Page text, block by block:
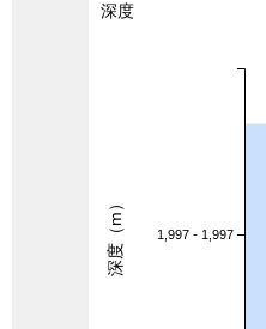
深度
1,997 - 1,997
深度（m）